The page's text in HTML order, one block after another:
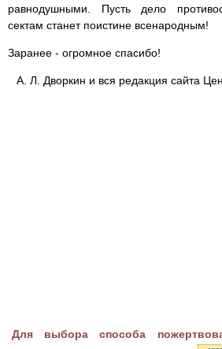
равнодушными. Пусть дело
сектам станет поистине всенародным!
Заранее - огромное спасибо!
А. Л. Дворкин и вся редакция сайта
Для выбора способа